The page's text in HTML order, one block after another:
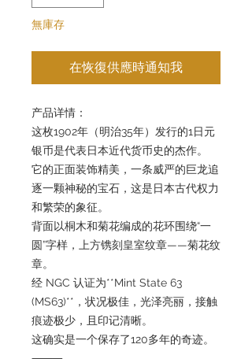
無庫存
在恢復供應時通知我
产品详情：
这枚1902年（明治35年）发行的1日元
银币是代表日本近代货币史的杰作。
它的正面装饰精美，一条威严的巨龙追
逐一颗神秘的宝石，这是日本古代权力
和繁荣的象征。
背面以桐木和菊花编成的花环围绕“一
圆”字样，上方镌刻皇室纹章——菊花纹
章。
经 NGC 认证为**Mint State 63
(MS63)**，状况极佳，光泽亮丽，接触
痕迹极少，且印记清晰。
这确实是一个保存了120多年的奇迹。